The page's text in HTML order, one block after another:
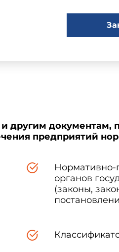
другим документам,
предприятий
Нормативно-
органов
(законы,